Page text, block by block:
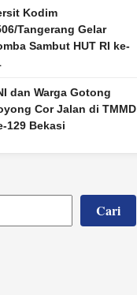
Kodim
Tangerang Gelar
Sambut HUT RI ke-
dan Warga Gotong
Cor Jalan di TMMD
129 Bekasi
Cari